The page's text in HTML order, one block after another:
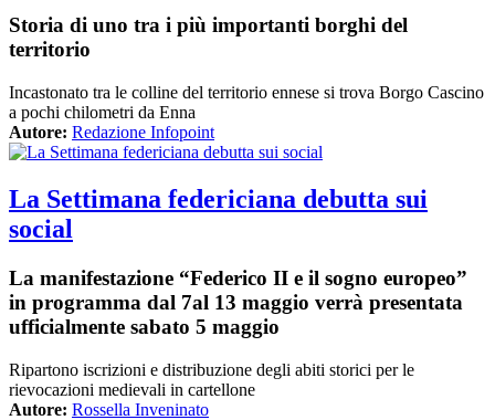
Storia di uno tra i più importanti borghi del
territorio
Incastonato tra le colline del territorio ennese si trova Borgo Cascino
a pochi chilometri da Enna
Autore: Redazione Infopoint
La Settimana federiciana debutta sui
social
La manifestazione “Federico II e il sogno europeo”
in programma dal 7al 13 maggio verrà presentata
ufficialmente sabato 5 maggio
Ripartono iscrizioni e distribuzione degli abiti storici per le
rievocazioni medievali in cartellone
Autore: Rossella Inveninato